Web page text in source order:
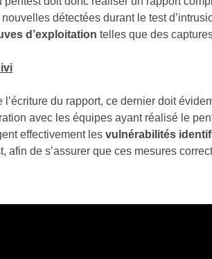
détectées durant le test
d’exploitation telles que des
du rapport, ce dernier doit
avec les équipes ayant réalisé le
effectivement lesvulnérabilités
afin de s’assurer que ces mesures